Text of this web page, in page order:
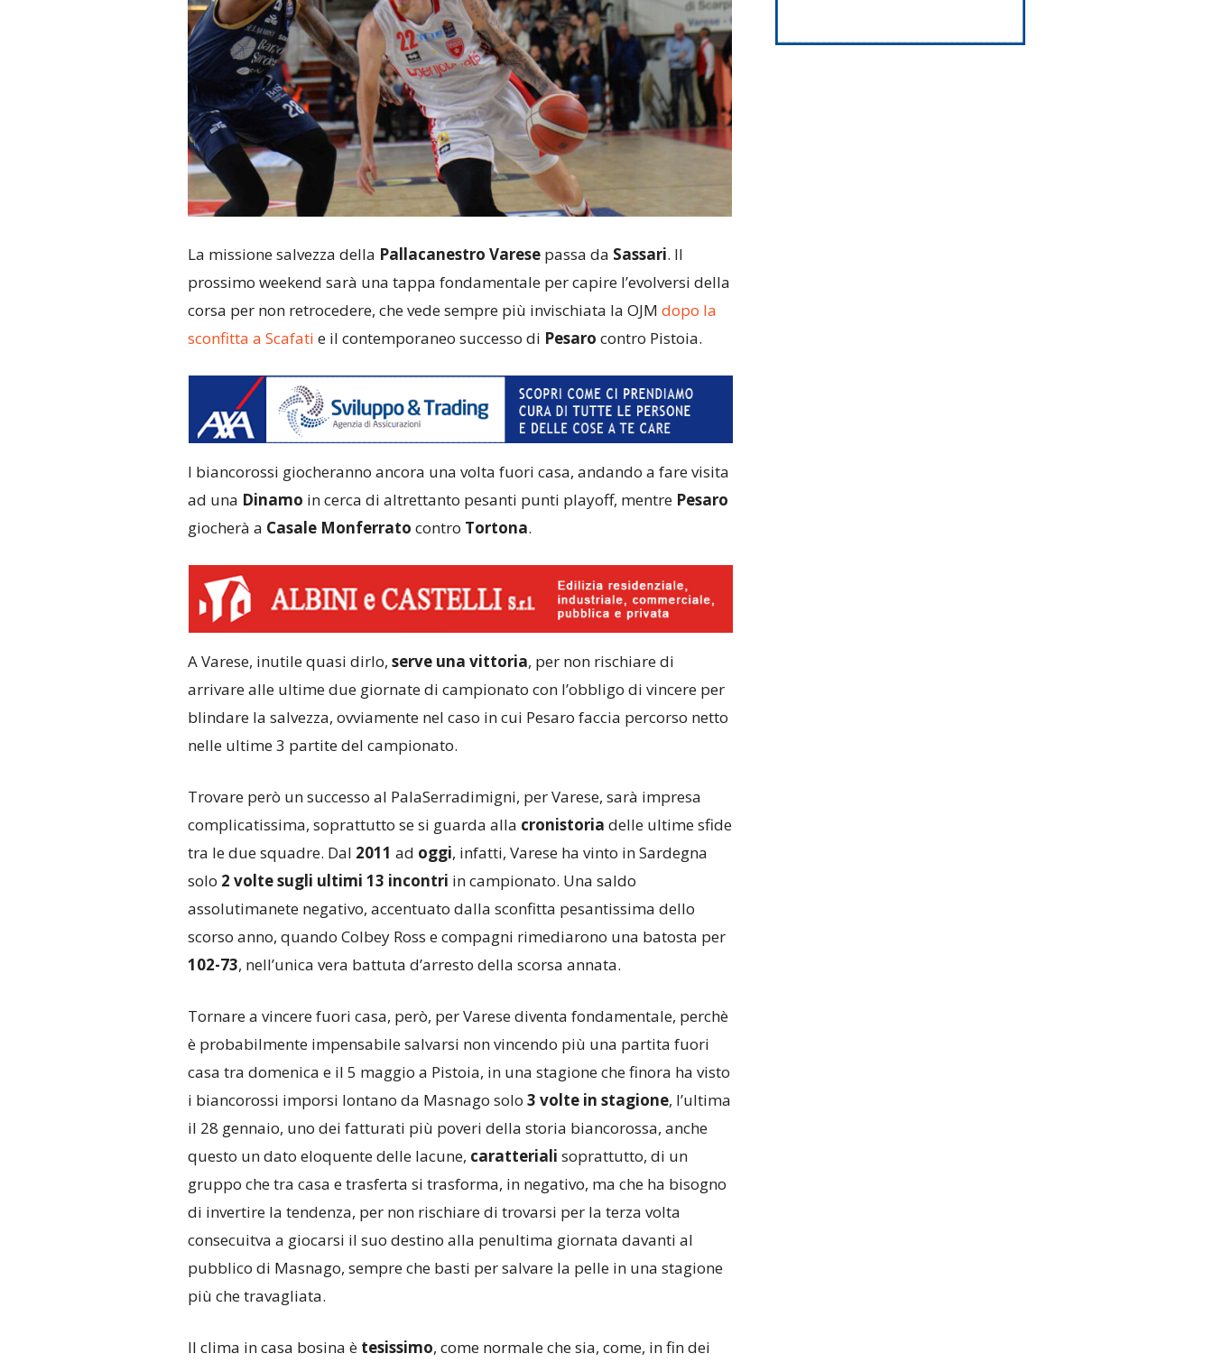
La missione salvezza della Pallacanestro Varesepassa da Sassari. Il
prossimo weekend sarà una tappa fondamentale per capire l’evolversi della
corsa per non retrocedere, che vede sempre più invischiata la OJM dopo la
sconfitta a Scafati e il contemporaneo successo di Pesaro contro Pistoia.
I biancorossi giocheranno ancora una volta fuori casa, andando a fare visita
ad una Dinamo in cerca di altrettanto pesanti punti playoff, mentre Pesaro
giocherà a Casale Monferrato contro Tortona.
A Varese, inutile quasi dirlo, serve una vittoria, per non rischiare di
arrivare alle ultime due giornate di campionato con l’obbligo di vincere per
blindare la salvezza, ovviamente nel caso in cui Pesaro faccia percorso netto
nelle ultime 3 partite del campionato.
Trovare però un successo al PalaSerradimigni, per Varese, sarà impresa
complicatissima, soprattutto se si guarda alla cronistoria delle ultime sfide
tra le due squadre. Dal 2011 ad oggi, infatti, Varese ha vinto in Sardegna
solo 2 volte sugli ultimi 13 incontri in campionato. Una saldo
assolutimanete negativo, accentuato dalla sconfitta pesantissima dello
scorso anno, quando Colbey Ross e compagni rimediarono una batosta per
102-73, nell’unica vera battuta d’arresto della scorsa annata.
Tornare a vincere fuori casa, però, per Varese diventa fondamentale, perchè
è probabilmente impensabile salvarsi non vincendo più una partita fuori
casa tra domenica e il 5 maggio a Pistoia, in una stagione che finora ha visto
i biancorossi imporsi lontano da Masnago solo 3 volte in stagione, l’ultima
il 28 gennaio, uno dei fatturati più poveri della storia biancorossa, anche
questo un dato eloquente delle lacune, caratteriali soprattutto, di un
gruppo che tra casa e trasferta si trasforma, in negativo, ma che ha bisogno
di invertire la tendenza, per non rischiare di trovarsi per la terza volta
consecuitva a giocarsi il suo destino alla penultima giornata davanti al
pubblico di Masnago, sempre che basti per salvare la pelle in una stagione
più che travagliata.
Il clima in casa bosina è tesissimo, come normale che sia, come, in fin dei